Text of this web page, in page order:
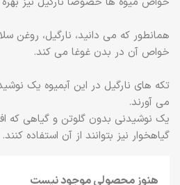
همانطور که می دانید، نارگیل،
خواص آن در بدن غوغا می کند.
تکه های نارگیل در این آبمیوه یک
می آورند.
یک نوشیدنی بدون گلوتن و گیاهی که
گیاهخوار نیز بتوانند از آن استفاده کنند.
هنوز محصولی موجود نیست